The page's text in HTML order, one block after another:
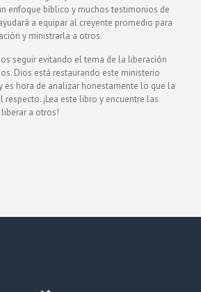
enfoque bíblico y muchos testimonios de
a equipar al creyente promedio para
y ministrarla a otros.
seguir evitando el tema de la liberación
Dios está restaurando este ministerio
es hora de analizar honestamente lo que la
¡Lea este libro y encuentre las
a otros!